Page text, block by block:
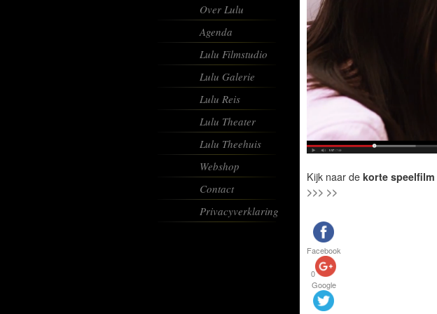
Over Lulu
Agenda
Lulu Filmstudio
Lulu Galerie
Lulu Reis
Lulu Theater
Lulu Theehuis
Webshop
Contact
Privacyverklaring
Kijk naar de korte speelfilm
>>> >>
Facebook
0
Google